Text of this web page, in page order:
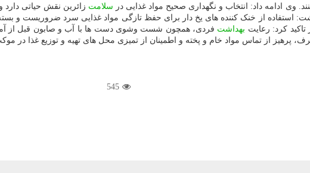
ادامه داد: انتخاب و نگهداری صحیح مواد غذایی در سلامت زائرین نقش حیاتی دارد
استفاده از خنک کننده های یخ دار برای حفظ تازگی مواد غذایی سرد ضروریست و
تاکید کرد: رعایت بهداشت فردی، همچون شست وشوی دست ها با آب و صابون قبل از
پرهیز از تماس مواد خام و پخته و اطمینان از تمیزی محل های تهیه و توزیع غذا در
545